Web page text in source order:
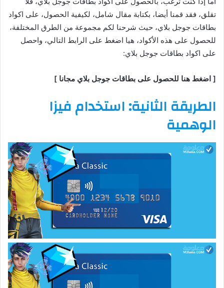
تقلق، فقد قمنا أيضا، بكتابة مقال شامل، لكيفية الحصول، على اكواد
بطاقات جوجل بلاي، حيث شرحنا لكم مجموعة من الطرق المختلفة،
للحصول على هذه الأكواد، هيا اضغط على الرابط التالي، واحصل
على اكواد بطاقات جوجل بلاي:
[ اضغط هنا للحصول على بطاقات جوجل بلاي مجانا ]
الطريقة الثانية: استخدام فيزا
الوهمية